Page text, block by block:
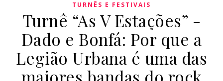
TURNÊS E FESTIVAIS
Turnê “As V Estações” -
Dado e Bonfá: Por que a
Legião Urbana é uma das
maiores bandas do rock